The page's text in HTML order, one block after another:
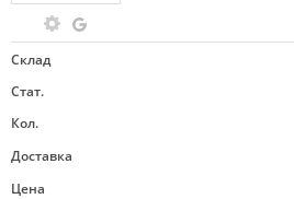
Склад
Стат.
Кол.
Доставка
Цена